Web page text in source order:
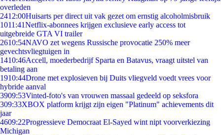
overleden
2412:00Huisarts per direct uit vak gezet om ernstig alcoholmisbruik
1011:41Netflix-abonnees krijgen exclusieve early access tot
uitgebreide GTA VI trailer
2610:54NAVO zet wegens Russische provocatie 250% meer
gevechtsvliegtuigen in
1410:46Accell, moederbedrijf Sparta en Batavus, vraagt uitstel van
betaling aan
1910:44Drone met explosieven bij Duits vliegveld voedt vrees voor
hybride aanval
3909:53Vinted-foto's van vrouwen massaal gedeeld op seksfora
309:33XBOX platform krijgt zijn eigen "Platinum" achievements dit
jaar
4609:22Progressieve Democraat El-Sayed wint nipt voorverkiezing
Michigan